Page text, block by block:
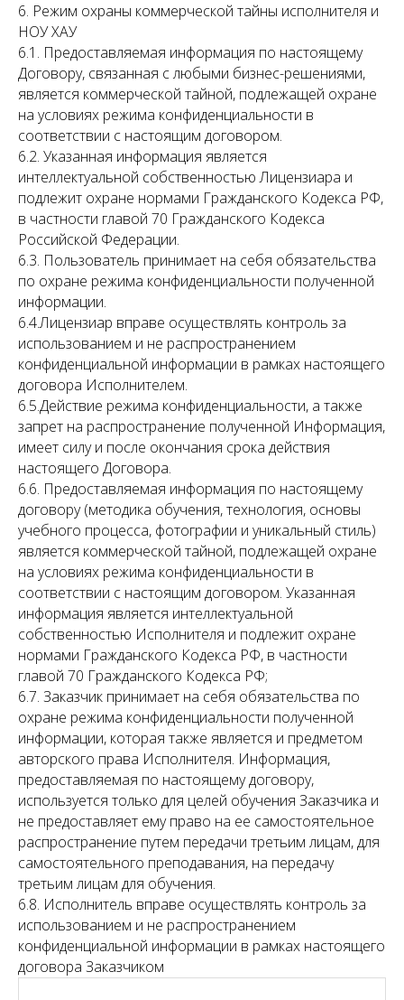
6. Режим охраны коммерческой тайны исполнителя и
НОУ ХАУ
6.1. Предоставляемая информация по настоящему
Договору, связанная с любыми бизнес-решениями,
является коммерческой тайной, подлежащей охране
на условиях режима конфиденциальности в
соответствии с настоящим договором.
6.2. Указанная информация является
интеллектуальной собственностью Лицензиара и
подлежит охране нормами Гражданского Кодекса РФ,
в частности главой 70 Гражданского Кодекса
Российской Федерации.
6.3. Пользователь принимает на себя обязательства
по охране режима конфиденциальности полученной
информации.
6.4.Лицензиар вправе осуществлять контроль за
использованием и не распространением
конфиденциальной информации в рамках настоящего
договора Исполнителем.
6.5.Действие режима конфиденциальности, а также
запрет на распространение полученной Информация,
имеет силу и после окончания срока действия
настоящего Договора.
6.6. Предоставляемая информация по настоящему
договору (методика обучения, технология, основы
учебного процесса, фотографии и уникальный стиль)
является коммерческой тайной, подлежащей охране
на условиях режима конфиденциальности в
соответствии с настоящим договором. Указанная
информация является интеллектуальной
собственностью Исполнителя и подлежит охране
нормами Гражданского Кодекса РФ, в частности
главой 70 Гражданского Кодекса РФ;
6.7. Заказчик принимает на себя обязательства по
охране режима конфиденциальности полученной
информации, которая также является и предметом
авторского права Исполнителя. Информация,
предоставляемая по настоящему договору,
используется только для целей обучения Заказчика и
не предоставляет ему право на ее самостоятельное
распространение путем передачи третьим лицам, для
самостоятельного преподавания, на передачу
третьим лицам для обучения.
6.8. Исполнитель вправе осуществлять контроль за
использованием и не распространением
конфиденциальной информации в рамках настоящего
договора Заказчиком